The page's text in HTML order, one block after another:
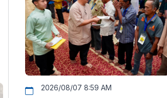
2026/08/07 8:59 AM